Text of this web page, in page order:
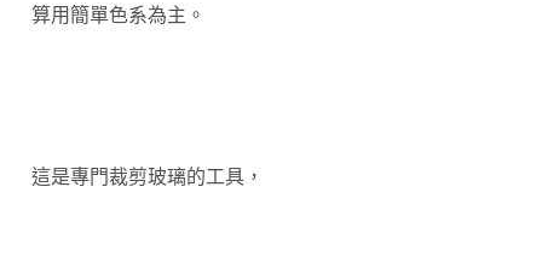
算用簡單色系為主。
這是專門裁剪玻璃的工具，